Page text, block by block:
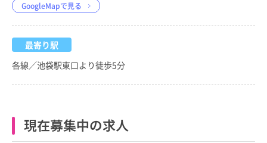
GoogleMapで見る
最寄り駅
各線／池袋駅東口より徒歩5分
現在募集中の求人